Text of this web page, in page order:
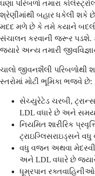
ઘણા પરિબળો તમારા
શ્રેણીમાંથી બહાર ધકેલી શકે
મદદ મળે છે કે તમે કયાને
સંચાલન કરવાની જરૂર પડશે.
જ્યારે અન્ય તમારી
ચાલો જીવનશૈલી
સ્તરોમાં મોટી ભૂમિકા ભજવે છે:
સેચ્યુરેટેડ ચરબી,
LDL વધારે છે અને સમય
નિયમિત શારીરિક
ટ્રાઇગ્લિસરાઇડ્સને વધુ
વધુ વજન અથવા મેદસ્વી
અને LDL વધારે છે
ધૂમ્રપાન